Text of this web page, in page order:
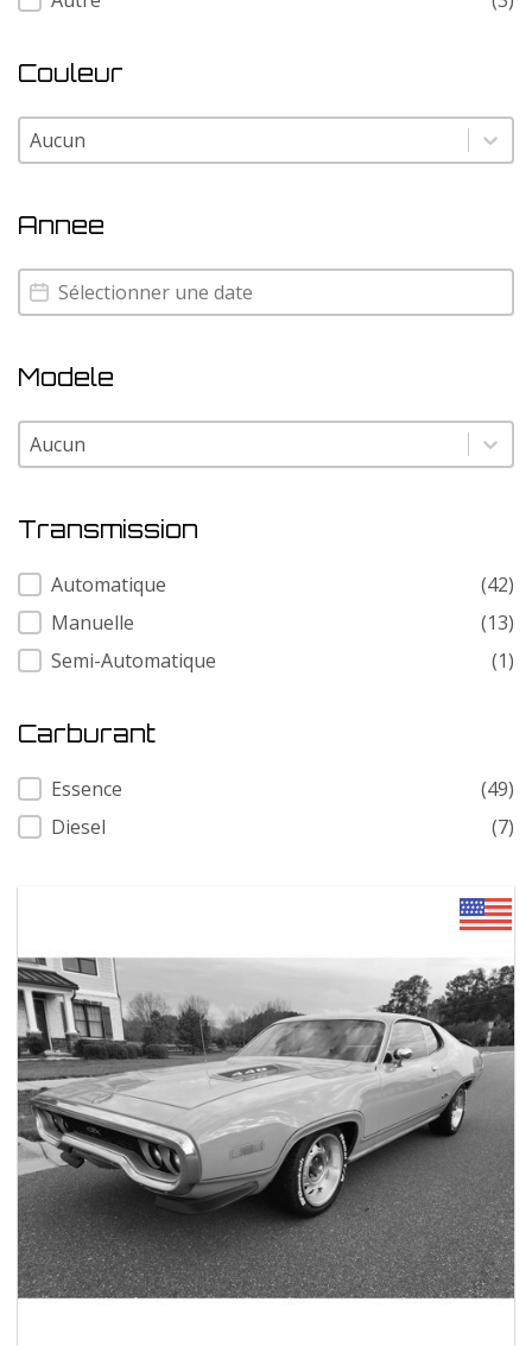
Couleur
Couleur
Couleur
Annee
Annee
Annee
Modele
Modele
Modele
Transmission
Transmission
Automatique
(42)
Manuelle
(13)
Semi-Automatique
(1)
Carburant
Carburant
Essence
(49)
Diesel
(7)